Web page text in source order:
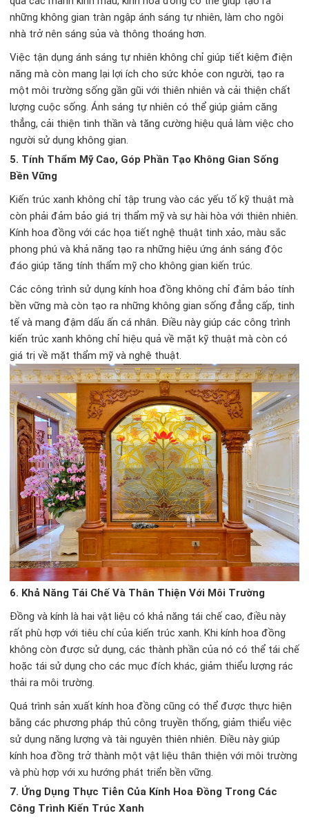
những không gian tràn ngập ánh sáng tự nhiên, làm cho ngôi
nhà trở nên sáng sủa và thông thoáng hơn.
Việc tận dụng ánh sáng tự nhiên không chỉ giúp tiết kiệm điện
năng mà còn mang lại lợi ích cho sức khỏe con người, tạo ra
một môi trường sống gần gũi với thiên nhiên và cải thiện chất
lượng cuộc sống. Ánh sáng tự nhiên có thể giúp giảm căng
thẳng, cải thiện tinh thần và tăng cường hiệu quả làm việc cho
người sử dụng không gian.
5. Tính Thẩm Mỹ Cao, Góp Phần Tạo Không Gian Sống
Bền Vững
Kiến trúc xanh không chỉ tập trung vào các yếu tố kỹ thuật mà
còn phải đảm bảo giá trị thẩm mỹ và sự hài hòa với thiên nhiên.
Kính hoa đồng với các họa tiết nghệ thuật tinh xảo, màu sắc
phong phú và khả năng tạo ra những hiệu ứng ánh sáng độc
đáo giúp tăng tính thẩm mỹ cho không gian kiến trúc.
Các công trình sử dụng kính hoa đồng không chỉ đảm bảo tính
bền vững mà còn tạo ra những không gian sống đẳng cấp, tinh
tế và mang đậm dấu ấn cá nhân. Điều này giúp các công trình
kiến trúc xanh không chỉ hiệu quả về mặt kỹ thuật mà còn có
giá trị về mặt thẩm mỹ và nghệ thuật.
6. Khả Năng Tái Chế Và Thân Thiện Với Môi Trường
Đồng và kính là hai vật liệu có khả năng tái chế cao, điều này
rất phù hợp với tiêu chí của kiến trúc xanh. Khi kính hoa đồng
không còn được sử dụng, các thành phần của nó có thể tái chế
hoặc tái sử dụng cho các mục đích khác, giảm thiểu lượng rác
thải ra môi trường.
Quá trình sản xuất kính hoa đồng cũng có thể được thực hiện
bằng các phương pháp thủ công truyền thống, giảm thiểu việc
sử dụng năng lượng và tài nguyên thiên nhiên. Điều này giúp
kính hoa đồng trở thành một vật liệu thân thiện với môi trường
và phù hợp với xu hướng phát triển bền vững.
7. Ứng Dụng Thực Tiễn Của Kính Hoa Đồng Trong Các
Công Trình Kiến Trúc Xanh